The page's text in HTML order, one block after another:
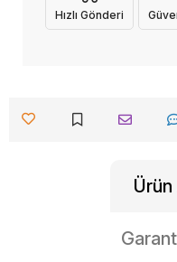
Hızlı Gönderi
Ürün